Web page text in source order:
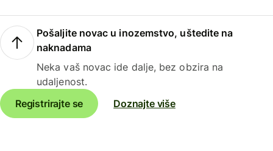
Pošaljite novac u inozemstvo, uštedite na
naknadama
Neka vaš novac ide dalje, bez obzira na
udaljenost.
Registrirajte se
Doznajte više